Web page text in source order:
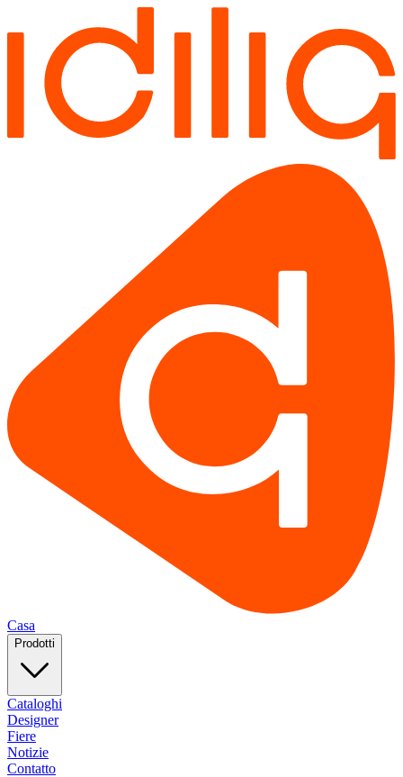
Casa
Prodotti
Cataloghi
Designer
Fiere
Notizie
Contatto